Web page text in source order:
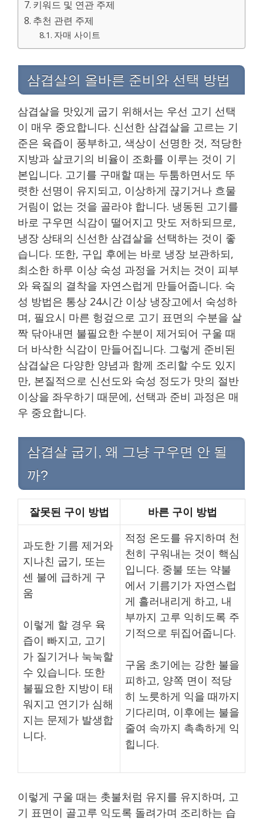
키워드 및 연관 주제
추천 관련 주제
자매 사이트
삼겹살의 올바른 준비와 선택 방법
삼겹살을 맛있게 굽기 위해서는 우선 고기 선택
이 매우 중요합니다. 신선한 삼겹살을 고르는 기
준은 육즙이 풍부하고, 색상이 선명한 것, 적당한
지방과 살코기의 비율이 조화를 이루는 것이 기
본입니다. 고기를 구매할 때는 두툼하면서도 뚜
렷한 선명이 유지되고, 이상하게 끊기거나 흐물
거림이 없는 것을 골라야 합니다. 냉동된 고기를
바로 구우면 식감이 떨어지고 맛도 저하되므로,
냉장 상태의 신선한 삼겹살을 선택하는 것이 좋
습니다. 또한, 구입 후에는 바로 냉장 보관하되,
최소한 하루 이상 숙성 과정을 거치는 것이 피부
와 육질의 결착을 자연스럽게 만들어줍니다. 숙
성 방법은 통상 24시간 이상 냉장고에서 숙성하
며, 필요시 마른 헝겊으로 고기 표면의 수분을 살
짝 닦아내면 불필요한 수분이 제거되어 구울 때
더 바삭한 식감이 만들어집니다. 그렇게 준비된
삼겹살은 다양한 양념과 함께 조리할 수도 있지
만, 본질적으로 신선도와 숙성 정도가 맛의 절반
이상을 좌우하기 때문에, 선택과 준비 과정은 매
우 중요합니다.
삼겹살 굽기, 왜 그냥 구우면 안 될
까?
잘못된 구이 방법 바른 구이 방법
과도한 기름 제거와
지나친 굽기, 또는
센 불에 급하게 구
움
이렇게 할 경우 육
즙이 빠지고, 고기
가 질기거나 눅눅할
수 있습니다. 또한
불필요한 지방이 태
워지고 연기가 심해
지는 문제가 발생합
니다.
적정 온도를 유지하며 천
천히 구워내는 것이 핵심
입니다. 중불 또는 약불
에서 기름기가 자연스럽
게 흘러내리게 하고, 내
부까지 고루 익히도록 주
기적으로 뒤집어줍니다.
구움 초기에는 강한 불을
피하고, 양쪽 면이 적당
히 노릇하게 익을 때까지
기다리며, 이후에는 불을
줄여 속까지 촉촉하게 익
힙니다.
이렇게 구울 때는 촛불처럼 유지를 유지하며, 고
기 표면이 골고루 익도록 돌려가며 조리하는 습